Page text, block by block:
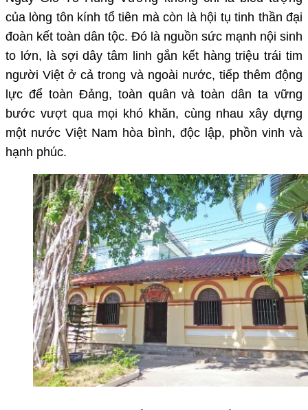
của lòng tôn kính tổ tiên mà còn là hội tụ tinh thần đại
đoàn kết toàn dân tộc. Đó là nguồn sức mạnh nội sinh
to lớn, là sợi dây tâm linh gắn kết hàng triệu trái tim
người Việt ở cả trong và ngoài nước, tiếp thêm động
lực để toàn Đảng, toàn quân và toàn dân ta vững
bước vượt qua mọi khó khăn, cùng nhau xây dựng
một nước Việt Nam hòa bình, độc lập, phồn vinh và
hạnh phúc.